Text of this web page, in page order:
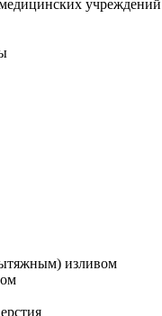
учреждений
изливом